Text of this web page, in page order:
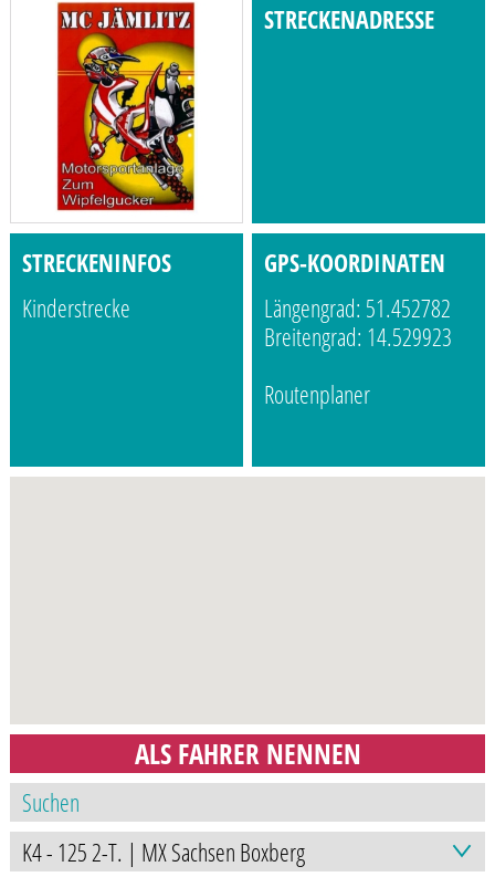
STRECKENADRESSE
STRECKENINFOS
Kinderstrecke
GPS-KOORDINATEN
Längengrad: 51.452782
Breitengrad: 14.529923
Routenplaner
ALS FAHRER NENNEN